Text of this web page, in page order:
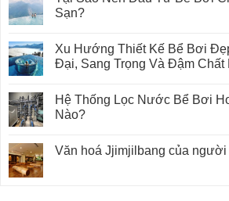
Sạn?
Xu Hướng Thiết Kế Bể Bơi
Đại, Sang Trọng Và Đậm
Hệ Thống Lọc Nước Bể Bơi
Nào?
Văn hoá Jjimjilbang của người